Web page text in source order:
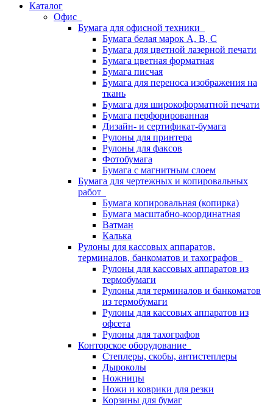
Каталог
Офис
Бумага для офисной техники
Бумага белая марок А, В, С
Бумага для цветной лазерной печати
Бумага цветная форматная
Бумага писчая
Бумага для переноса изображения на
ткань
Бумага для широкоформатной печати
Бумага перфорированная
Дизайн- и сертификат-бумага
Рулоны для принтера
Рулоны для факсов
Фотобумага
Бумага с магнитным слоем
Бумага для чертежных и копировальных
работ
Бумага копировальная (копирка)
Бумага масштабно-координатная
Ватман
Калька
Рулоны для кассовых аппаратов,
терминалов, банкоматов и тахографов
Рулоны для кассовых аппаратов из
термобумаги
Рулоны для терминалов и банкоматов
из термобумаги
Рулоны для кассовых аппаратов из
офсета
Рулоны для тахографов
Конторское оборудование
Степлеры, скобы, антистеплеры
Дыроколы
Ножницы
Ножи и коврики для резки
Корзины для бумаг